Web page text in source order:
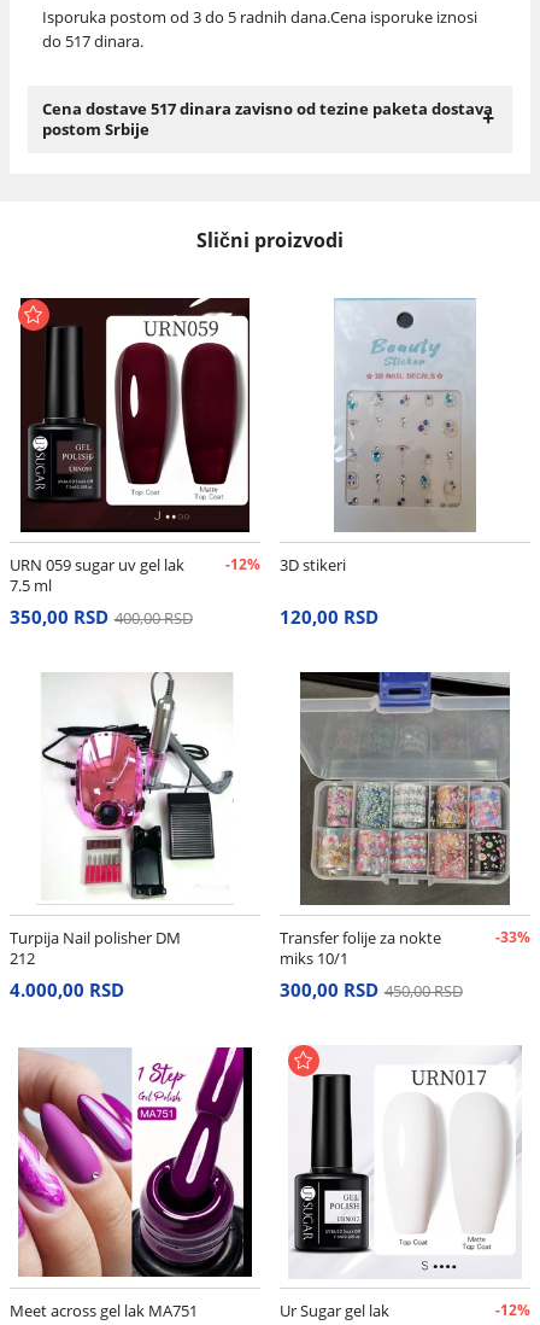
Isporuka postom od 3 do 5 radnih dana.Cena isporuke iznosi
do 517 dinara.
Cena dostave 517 dinara zavisno od tezine paketa dostava
postom Srbije
+
Slični proizvodi
URN 059 sugar uv gel lak
7.5 ml
-12%
350,00 RSD 400,00 RSD
3D stikeri
120,00 RSD
Turpija Nail polisher DM
212
4.000,00 RSD
Transfer folije za nokte
miks 10/1
-33%
300,00 RSD 450,00 RSD
Meet across gel lak MA751 Ur Sugar gel lak -12%